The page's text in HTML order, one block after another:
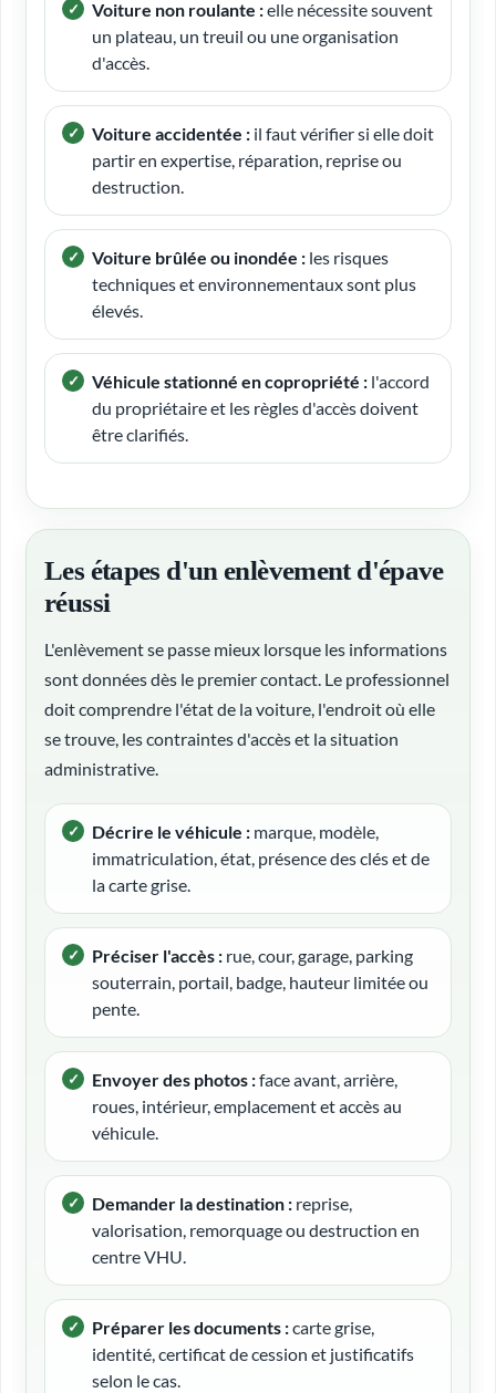
Voiture non roulante :elle nécessite souvent
un plateau, un treuil ou une organisation
d'accès.
Voiture accidentée : il faut vérifier si elle doit
partir en expertise, réparation, reprise ou
destruction.
Voiture brûlée ou inondée : les risques
techniques et environnementaux sont plus
élevés.
Véhicule stationné en copropriété : l'accord
du propriétaire et les règles d'accès doivent
être clarifiés.
Les étapes d'un enlèvement d'épave
réussi
L'enlèvement se passe mieux lorsque les informations
sont données dès le premier contact. Le professionnel
doit comprendre l'état de la voiture, l'endroit où elle
se trouve, les contraintes d'accès et la situation
administrative.
Décrire le véhicule : marque, modèle,
immatriculation, état, présence des clés et de
la carte grise.
Préciser l'accès : rue, cour, garage, parking
souterrain, portail, badge, hauteur limitée ou
pente.
Envoyer des photos :face avant, arrière,
roues, intérieur, emplacement et accès au
véhicule.
Demander la destination : reprise,
valorisation, remorquage ou destruction en
centre VHU.
Préparer les documents :carte grise,
identité, certificat de cession et justificatifs
selon le cas.